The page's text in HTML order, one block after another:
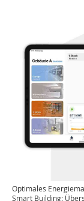
Optimales
Smart Building: